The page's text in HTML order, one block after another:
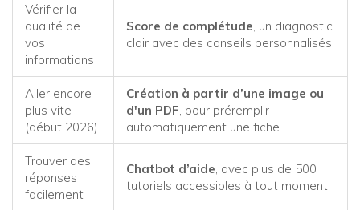
Vérifier la
qualité de
vos
informations
Score de complétude , un diagnostic
clair avec des conseils personnalisés.
Aller encore
plus vite
(début 2026)
Création à partir d’une image ou
d'un PDF , pour préremplir
automatiquement une fiche.
Trouver des
réponses
facilement
Chatbot d’aide , avec plus de 500
tutoriels accessibles à tout moment.